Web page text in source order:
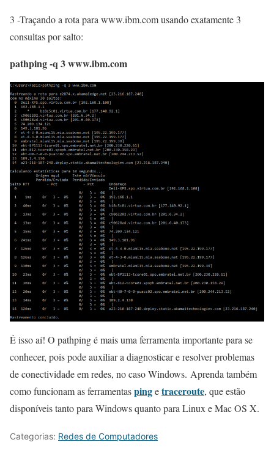
3 -Traçando a rota para www.ibm.com usando exatamente 3
consultas por salto:
pathping -q 3 www.ibm.com
É isso aí! O pathping é mais uma ferramenta importante para se
conhecer, pois pode auxiliar a diagnosticar e resolver problemas
de conectividade em redes, no caso Windows. Aprenda também
como funcionam as ferramentaspingetraceroute, que estão
disponíveis tanto para Windows quanto para Linux e Mac OS X.
Categorias: Redes de Computadores